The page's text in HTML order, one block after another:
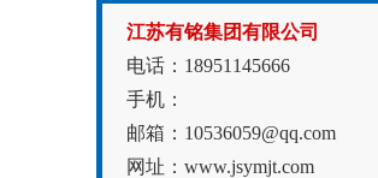
江苏有铭集团有限公司
电话：18951145666
手机：
邮箱：10536059@qq.com
网址：www.jsymjt.com